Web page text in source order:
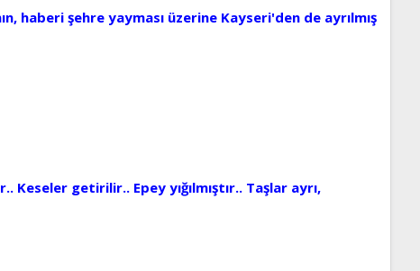
haberi şehre yayması üzerine Kayseri'den de ayrılmış
getirilir.. Epey yığılmıştır.. Taşlar ayrı,